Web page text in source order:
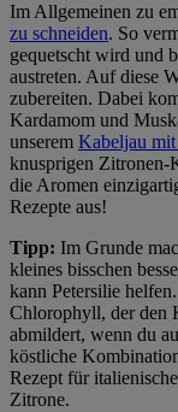
Im Allgemeinen zu
zu schneiden. So
gequetscht wird und
austreten. Auf diese
zubereiten. Dabei
Kardamom und
unserem Kabeljau mit
knusprigen
die Aromen
Rezepte aus!
Tipp: Im Grunde
kleines bisschen
kann Petersilie
Chlorophyll, der den
abmildert, wenn du
köstliche
Rezept für italienische
Zitrone.